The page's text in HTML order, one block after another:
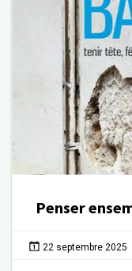
Penser
22 septembre 2025